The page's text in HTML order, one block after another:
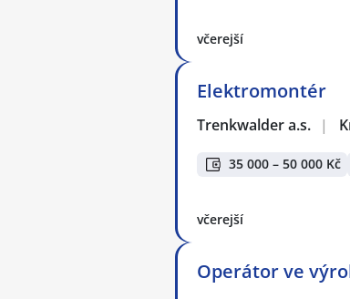
včerejší
Elektromontér
Trenkwalder a.s. |
35 000 – 50 000 Kč
včerejší
Operátor ve